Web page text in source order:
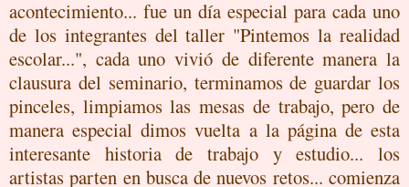
acontecimiento... fue un día especial para cada uno
de los integrantes del taller "Pintemos la realidad
escolar...", cada uno vivió de diferente manera la
clausura del seminario, terminamos de guardar los
pinceles, limpiamos las mesas de trabajo, pero de
manera especial dimos vuelta a la página de esta
interesante historia de trabajo y estudio... los
artistas parten en busca de nuevos retos... comienza